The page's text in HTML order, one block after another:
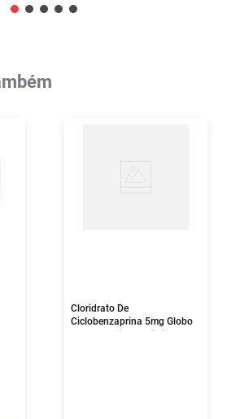
Cloridrato De
Ciclobenzaprina 5mg Globo